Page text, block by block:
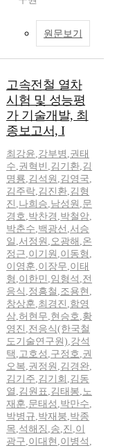
원문보기
고속전철 열차
시험 및 성능평
가 기술개발, 최
종보고서, I
최강윤,강부병 ,권태
수,권혁빈 ,김기환,김
명룡,김석원 ,김영국,
김주락,김진환,김형
진 ,나희승,남성원 ,문
경호,박찬경 ,박철암,
박춘수,백광선 ,서승
일 ,서정원 ,오광해 ,온
정근,이기원 ,이동형 ,
이영훈,이장무,이태
형 ,이한민 ,임형석 ,전
응식 ,정흥철 ,조용현 ,
창상훈,최경진 ,함영
삼,허현무,현승호,황
영진 ,전응식(한국철
도기술연구원),강석
택 ,고호성 ,구정호,권
오복,권정원 ,김경완,
김기주,김기회 ,김동
열 ,김원표,김태봉,노
재훈,문태성 ,박만수,
박병규,박재붕,박종
목,석해징 ,송,진 ,이
광구,이대현 ,이병석 ,